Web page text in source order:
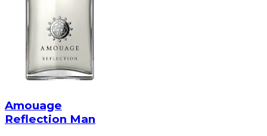
Amouage
Reflection Man